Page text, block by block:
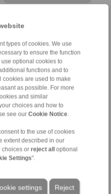
types of cookies. We use
to ensure the function
optional cookies to
functions and to
cookies are used to make
as possible. For more
and similar
choices and how to
see our Cookie Notice.
to the use of cookies
extent described in our
choices or reject all
optional
Settings".
Reject
settings